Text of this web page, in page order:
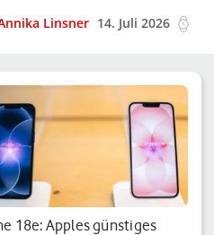
Linsner 14. Juli 2026
18e: Apples günstiges